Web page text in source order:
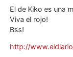
El de Kiko es una
Viva el rojo!
Bss!
http://